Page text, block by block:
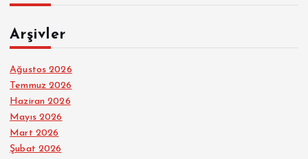
Arşivler
Ağustos 2026
Temmuz 2026
Haziran 2026
Mayıs 2026
Mart 2026
Şubat 2026